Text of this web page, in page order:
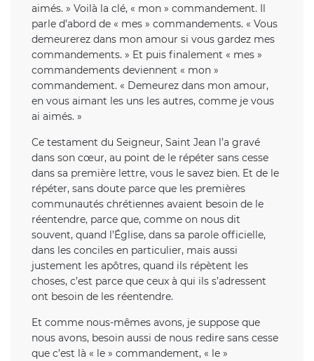
aimés. » Voilà la clé, « mon » commandement. Il
parle d’abord de « mes » commandements. « Vous
demeurerez dans mon amour si vous gardez mes
commandements. » Et puis finalement « mes »
commandements deviennent « mon »
commandement. « Demeurez dans mon amour,
en vous aimant les uns les autres, comme je vous
ai aimés. »
Ce testament du Seigneur, Saint Jean l’a gravé
dans son cœur, au point de le répéter sans cesse
dans sa première lettre, vous le savez bien. Et de le
répéter, sans doute parce que les premières
communautés chrétiennes avaient besoin de le
réentendre, parce que, comme on nous dit
souvent, quand l’Église, dans sa parole officielle,
dans les conciles en particulier, mais aussi
justement les apôtres, quand ils répètent les
choses, c’est parce que ceux à qui ils s’adressent
ont besoin de les réentendre.
Et comme nous-mêmes avons, je suppose que
nous avons, besoin aussi de nous redire sans cesse
que c’est là « le » commandement, « le »